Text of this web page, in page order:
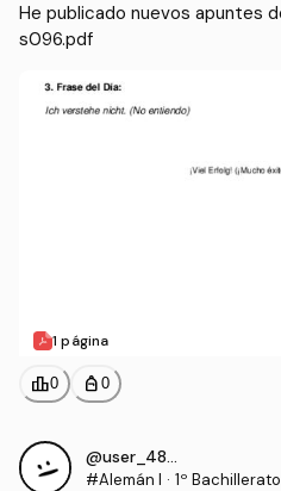
He publicado nuevos apuntes
s096.pdf
1 página
leaderboard0 personal_bag 0
@user_4855881
#Alemán I · 1º